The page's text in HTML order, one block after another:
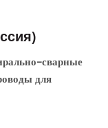
сварные
для